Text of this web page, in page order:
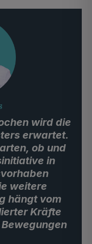
wird die
erwartet.
ob und
in
weitere
hängt vom
Kräfte